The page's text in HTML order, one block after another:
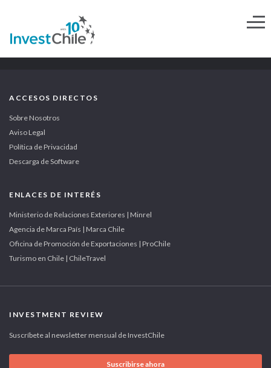
ACCESOS DIRECTOS
Sobre Nosotros
Aviso Legal
Política de Privacidad
Descarga de Software
ENLACES DE INTERÉS
Ministerio de Relaciones Exteriores | Minrel
Agencia de Marca País | Marca Chile
Oficina de Promoción de Exportaciones | ProChile
Turismo en Chile | ChileTravel
INVESTMENT REVIEW
Suscríbete al newsletter mensual de InvestChile
Suscribirse ahora